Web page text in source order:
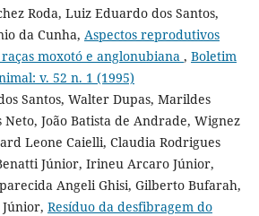
Roda, Luiz Eduardo dos Santos,
da Cunha, Aspectos reprodutivos
moxotó e anglonubiana , Boletim
v. 52 n. 1 (1995)
Santos, Walter Dupas, Marildes
Neto, João Batista de Andrade, Wignez
Leone Caielli, Claudia Rodrigues
Júnior, Irineu Arcaro Júnior,
Angeli Ghisi, Gilberto Bufarah,
Resíduo da desfibragem do